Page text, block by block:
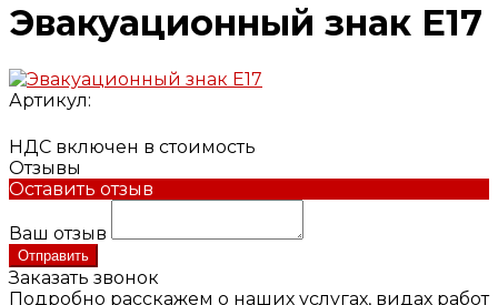
Эвакуационный знак E17
Артикул:
НДС включен в стоимость
Отзывы
Оставить отзыв
Ваш отзыв
Отправить
Заказать звонок
Подробно расскажем о наших услугах, видах работ